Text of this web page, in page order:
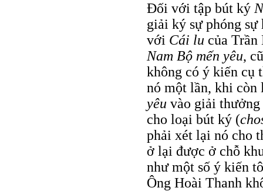
Đối với tập bút ký
giải ký sự phóng
với Cái lu của
Nam Bộ mến yêu,
không có ý kiến cụ
nó một lần, khi còn
yêu vào giải thưởng
cho loại bút ký (
phải xét lại nó cho
ở lại được ở chỗ
như một số ý kiến
Ông Hoài Thanh